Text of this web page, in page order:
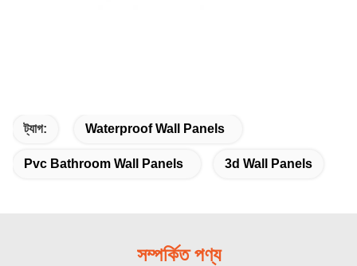
ট্যাগ: Waterproof Wall Panels
Pvc Bathroom Wall Panels 3d Wall Panels
সম্পর্কিত পণ্য